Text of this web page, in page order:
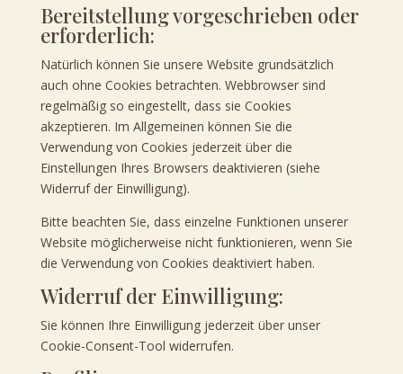
Bereitstellung vorgeschrieben oder
erforderlich:
Natürlich können Sie unsere Website grundsätzlich
auch ohne Cookies betrachten. Webbrowser sind
regelmäßig so eingestellt, dass sie Cookies
akzeptieren. Im Allgemeinen können Sie die
Verwendung von Cookies jederzeit über die
Einstellungen Ihres Browsers deaktivieren (siehe
Widerruf der Einwilligung).
Bitte beachten Sie, dass einzelne Funktionen unserer
Website möglicherweise nicht funktionieren, wenn Sie
die Verwendung von Cookies deaktiviert haben.
Widerruf der Einwilligung:
Sie können Ihre Einwilligung jederzeit über unser
Cookie-Consent-Tool widerrufen.